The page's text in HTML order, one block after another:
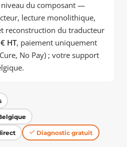
niveau du composant —
lecture monolithique,
reconstruction du traducteur
HT, paiement uniquement
No Pay) ; votre support
Diagnostic gratuit